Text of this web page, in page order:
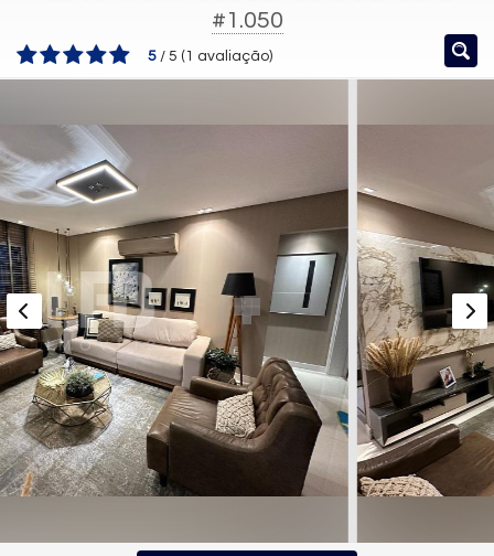
#1.050
5 / 5 ( 1 avaliação)